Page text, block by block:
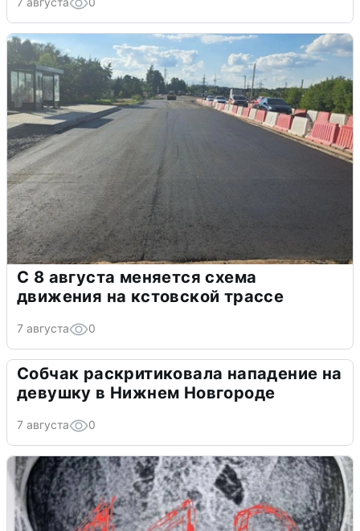
С 8 августа меняется схема
движения на кстовской трассе
7 августа 0
Собчак раскритиковала нападение на
девушку в Нижнем Новгороде
7 августа 0